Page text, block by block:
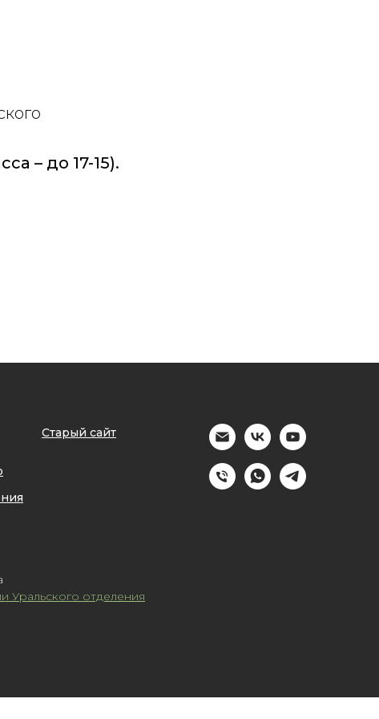
– до 17-15).
Старый сайт
Уральского отделения